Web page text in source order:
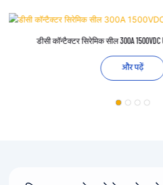
डीसी कॉन्टैक्टर सिरेमिक सील 300A 1500VDC
और पढ़ें